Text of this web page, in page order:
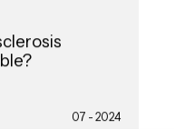
07 - 2024